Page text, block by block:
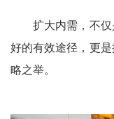
扩大内需，不仅
好的有效途径，更
略之举。